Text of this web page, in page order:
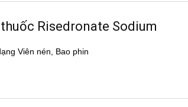
Risedronate Sodium
Viên nén, Bao phin